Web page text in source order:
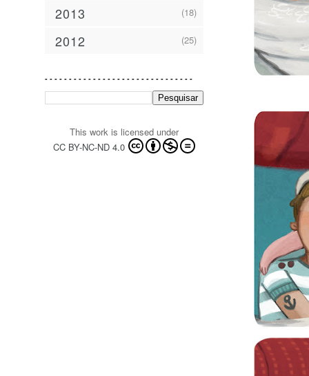
2013 (18)
2012 (25)
- - - - - - - - - - - - - - - - - - - - - - - - - - - - - - -
This work is licensed under
CC BY-NC-ND 4.0